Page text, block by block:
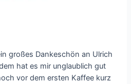
großes Dankeschön an Ulrich
hat es mir unglaublich gut
vor dem ersten Kaffee kurz